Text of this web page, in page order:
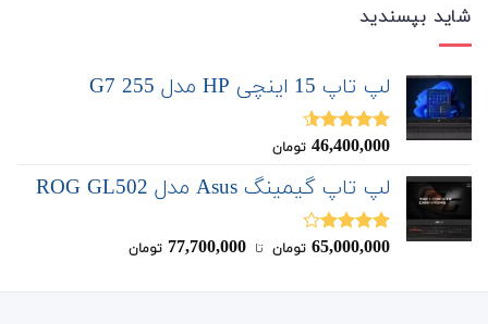
شاید بپسندید
لپ تاپ 15 اینچی HP مدل 255 G7
نمره4.50
46,400,000 تومان
لپ تاپ گیمینگ Asus مدل ROG GL502
نمره
65,000,000 تومان ‌ تا ‌ 77,700,000 تومان